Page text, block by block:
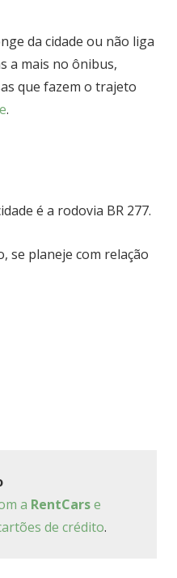
da cidade ou não liga
a mais no ônibus,
que fazem o trajeto
.
é a rodovia BR 277.
se planeje com relação
a RentCarse
de crédito.